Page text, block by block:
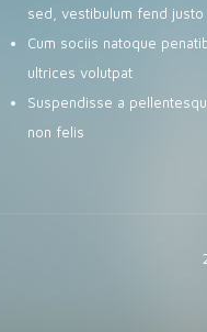
sed, vestibulum fend justo
Cum sociis natoque
ultrices volutpat
Suspendisse a
non felis